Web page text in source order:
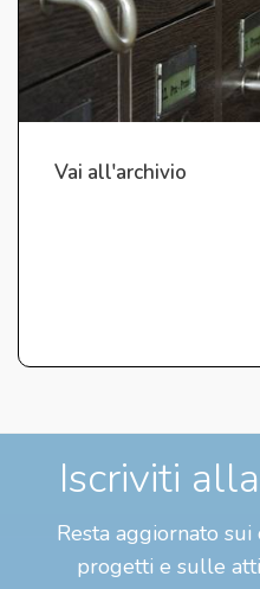
Vai all'archivio
Iscriviti
Resta aggiornato
progetti e sulle